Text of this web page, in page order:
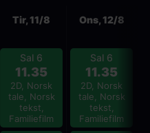
Tir, 11/8
Sal 6
11.35
2D, Norsk
tale, Norsk
tekst,
Familiefilm
Ons, 12/8
Sal 6
11.35
2D, Norsk
tale, Norsk
tekst,
Familiefilm